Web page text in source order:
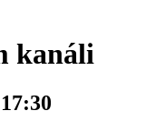
kanáli